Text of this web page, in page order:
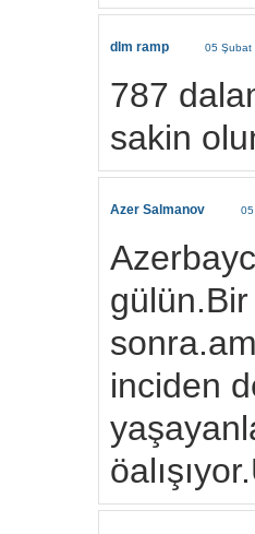
dlm ramp 05 Şubat
787
sakin
Azer Salmanov
gülün.Bir
inciden